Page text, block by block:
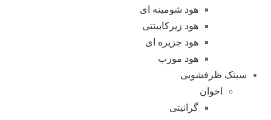
هود شومینه ای
هود زیرکابینتی
هود جزیره ای
هود مورب
سینک ظرفشویی
اخوان
گرانیتی